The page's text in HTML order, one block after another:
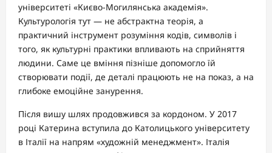
університеті «Києво-Могилянська академія».
Культурологія тут — не абстрактна теорія, а
практичний інструмент розуміння кодів, символів і
того, як культурні практики впливають на сприйняття
людини. Саме це вміння пізніше допомогло їй
створювати події, де деталі працюють не на показ, а на
глибоке емоційне занурення.
Після вишу шлях продовжився за кордоном. У 2017
році Катерина вступила до Католицького університету
в Італії на напрям «художній менеджмент». Італія